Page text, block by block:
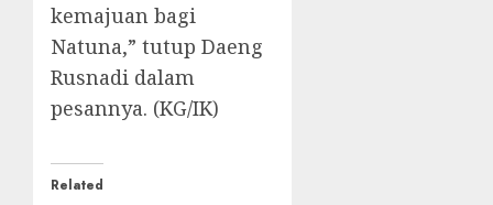
kemajuan bagi
Natuna,” tutup Daeng
Rusnadi dalam
pesannya. (KG/IK)
Related